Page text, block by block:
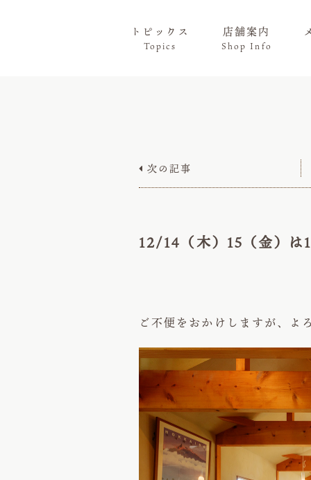
トピックス
Topics
店舗案内
Shop Info
 次の記事
12/14（木）15（金）
ご不便をおかけしますが、よ